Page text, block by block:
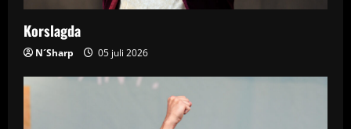
o
n
Korslagda
N´Sharp 05 juli 2026